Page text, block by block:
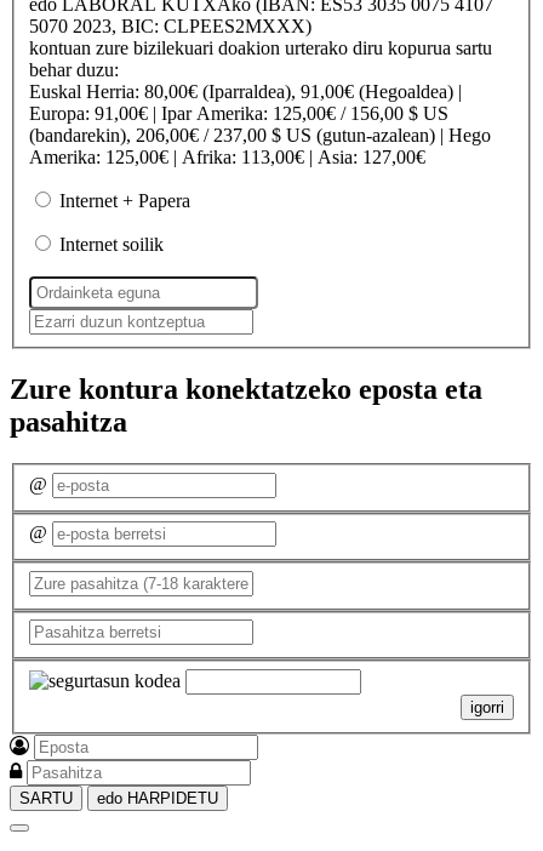
edo LABORAL KUTXAko (IBAN: ES53 3035 0075 4107
5070 2023, BIC: CLPEES2MXXX)
kontuan zure bizilekuari doakion urterako diru kopurua sartu
behar duzu:
Euskal Herria: 80,00€ (Iparraldea), 91,00€ (Hegoaldea) |
Europa: 91,00€ | Ipar Amerika: 125,00€ / 156,00 $ US
(bandarekin), 206,00€ / 237,00 $ US (gutun-azalean) | Hego
Amerika: 125,00€ | Afrika: 113,00€ | Asia: 127,00€
Internet + Papera
Internet soilik
Zure kontura konektatzeko eposta eta
pasahitza
@
@
igorri
SARTU edo HARPIDETU